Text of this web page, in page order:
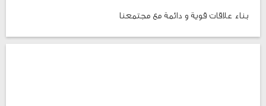
بناء علاقات قوية و دائمة مع مجتمعنا